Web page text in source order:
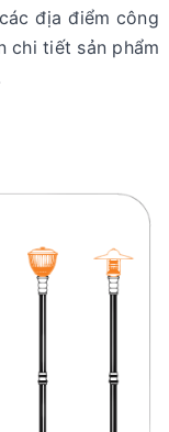
địa điểm công
chi tiết sản phẩm